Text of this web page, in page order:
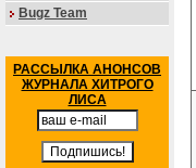
Bugz Team
РАССЫЛКА АНОНСОВ
ЖУРНАЛА ХИТРОГО
ЛИСА